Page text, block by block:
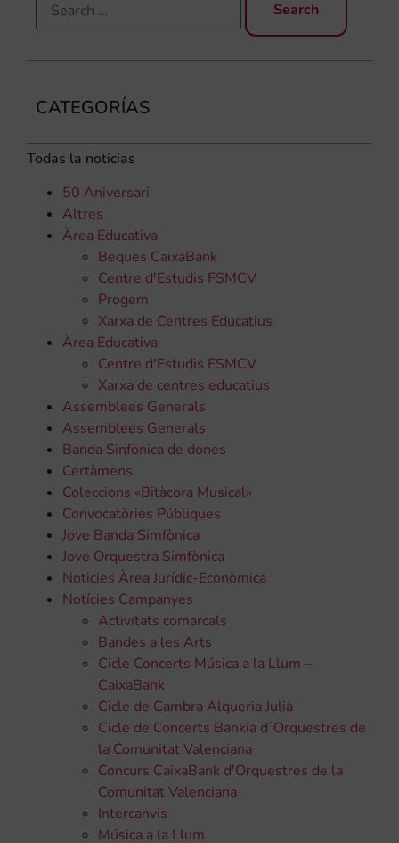
CATEGORÍAS
Todas la noticias
50 Aniversari
Altres
Àrea Educativa
Beques CaixaBank
Centre d'Estudis FSMCV
Progem
Xarxa de Centres Educatius
Àrea Educativa
Centre d'Estudis FSMCV
Xarxa de centres educatius
Assemblees Generals
Assemblees Generals
Banda Sinfònica de dones
Certàmens
Coleccions «Bitàcora Musical»
Convocatòries Públiques
Jove Banda Simfònica
Jove Orquestra Simfònica
Noticies Àrea Jurídic-Econòmica
Notícies Campanyes
Activitats comarcals
Bandes a les Arts
Cicle Concerts Música a la Llum –
CaixaBank
Cicle de Cambra Alqueria Julià
Cicle de Concerts Bankia d´Orquestres de
la Comunitat Valenciana
Concurs CaixaBank d'Orquestres de la
Comunitat Valenciana
Intercanvis
Música a la Llum